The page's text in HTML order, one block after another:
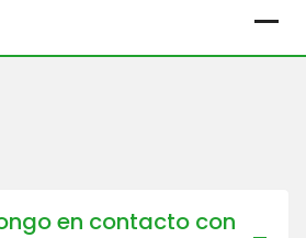
en contacto con